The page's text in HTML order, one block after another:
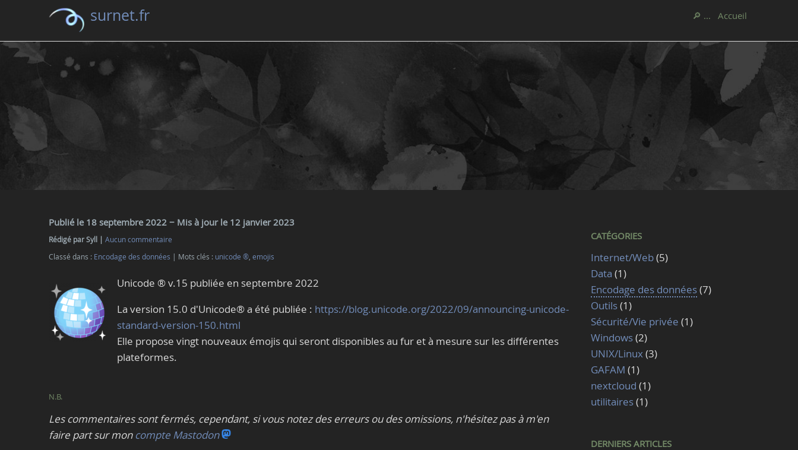
surnet.fr 🔎 ... Accueil
Publié le 18 septembre 2022 − Mis à jour le 12 janvier 2023
Rédigé par Syll
Aucun commentaire
Classé dans : Encodage des données Mots clés : unicode ®, emojis
Unicode ® v.15 publiée en septembre 2022
La version 15.0 d'Unicode® a été publiée : https://blog.unicode.org/2022/09/announcing-unicode-
standard-version-150.html
Elle propose vingt nouveaux émojis qui seront disponibles au fur et à mesure sur les différentes
plateformes.
N.B.
Les commentaires sont fermés, cependant, si vous notez des erreurs ou des omissions, n'hésitez pas à m'en
faire part sur mon compte Mastodon
CATÉGORIES
Internet/Web(5)
Data (1)
Encodage des données(7)
Outils(1)
Sécurité/Vie privée (1)
Windows(2)
UNIX/Linux(3)
GAFAM (1)
nextcloud (1)
utilitaires(1)
DERNIERS ARTICLES